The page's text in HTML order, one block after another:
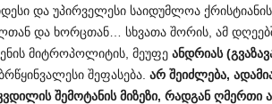
და უპირველესი საიდუმლოა
და ხორცთან… სხვათა შორის, ამ
მიტროპოლიტის, მეუფე ანდრიას(
შეფასება. არ შეიძლება,
შემოტანის მიზეზი, რადგან ღმერთი